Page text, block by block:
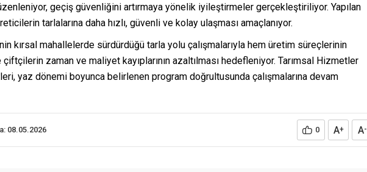
geçiş güvenliğini artırmaya yönelik iyileştirmeler gerçekleştiriliyor. Yapılan
tarlalarına daha hızlı, güvenli ve kolay ulaşması amaçlanıyor.
kırsal mahallelerde sürdürdüğü tarla yolu çalışmalarıyla hem üretim süreçlerinin
zaman ve maliyet kayıplarının azaltılması hedefleniyor. Tarımsal Hizmetler
yaz dönemi boyunca belirlenen program doğrultusunda çalışmalarına devam
08.05.2026 0 A+ A-